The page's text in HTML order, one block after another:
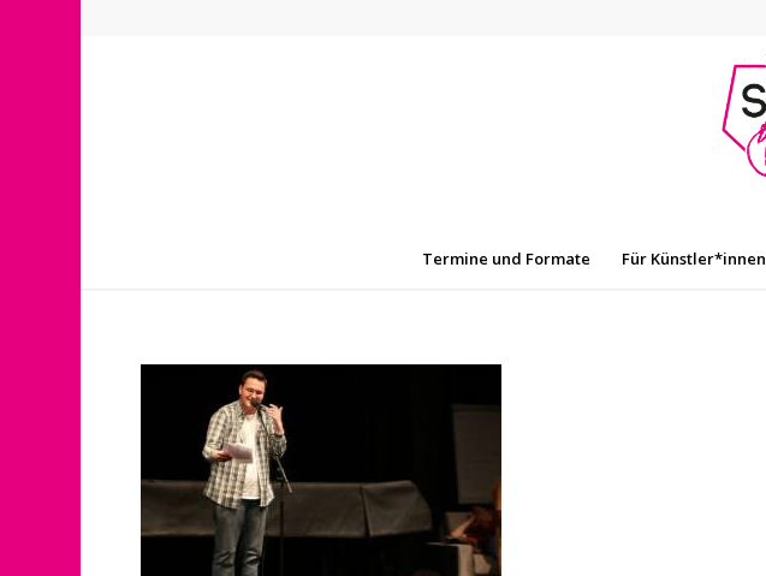
Termine und Formate Für Künstler*innen